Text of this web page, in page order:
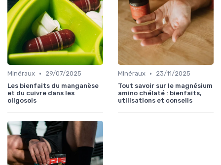
Minéraux •
29/07/2025
Les bienfaits du manganèse
et du cuivre dans les
oligosols
Minéraux •
23/11/2025
Tout savoir sur le magnésium
amino chélaté : bienfaits,
utilisations et conseils